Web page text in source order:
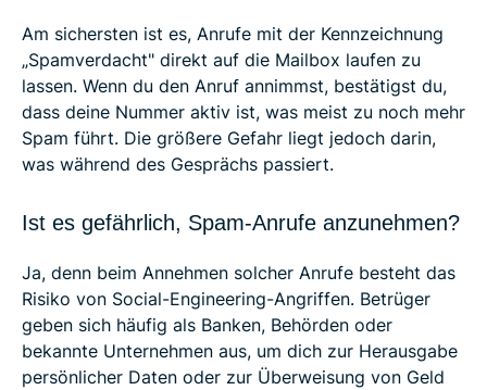
Am sichersten ist es, Anrufe mit der Kennzeichnung
„Spamverdacht" direkt auf die Mailbox laufen zu
lassen. Wenn du den Anruf annimmst, bestätigst du,
dass deine Nummer aktiv ist, was meist zu noch mehr
Spam führt. Die größere Gefahr liegt jedoch darin,
was während des Gesprächs passiert.
Ist es gefährlich, Spam-Anrufe anzunehmen?
Ja, denn beim Annehmen solcher Anrufe besteht das
Risiko von Social-Engineering-Angriffen. Betrüger
geben sich häufig als Banken, Behörden oder
bekannte Unternehmen aus, um dich zur Herausgabe
persönlicher Daten oder zur Überweisung von Geld